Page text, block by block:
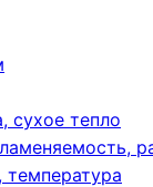
сухое тепло
температура